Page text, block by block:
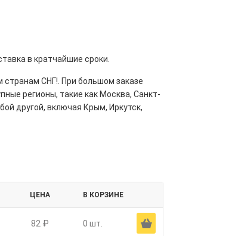
в кратчайшие сроки.
странам СНГ!. При большом заказе
регионы, такие как Москва, Санкт-
другой, включая Крым, Иркутск,
ЦЕНА В КОРЗИНЕ
82 ₽ 0 шт. Ä